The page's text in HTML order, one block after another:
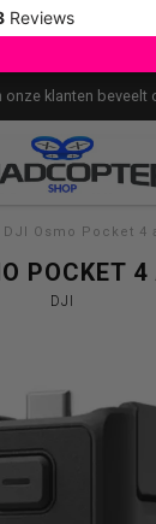
Reviews
onze klanten beveelt
DJI Osmo Pocket 4
POCKET 4
DJI